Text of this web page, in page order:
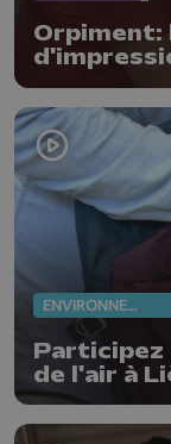
Orpiment:
ENVIRONNEMENT
Participez
de l'air à